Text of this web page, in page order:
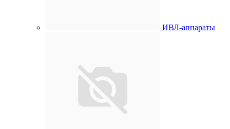
ИВЛ-аппараты